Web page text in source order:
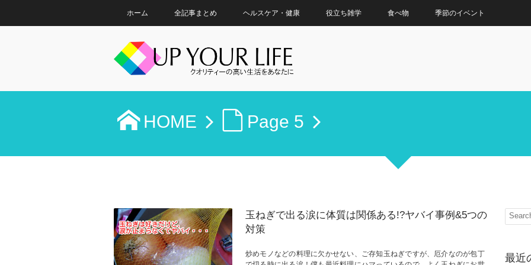
ホーム 全記事まとめ ヘルスケア・健康 役立ち雑学 食べ物 季節のイベント
HOME Page 5
玉ねぎで出る涙に体質は関係ある!?ヤバイ事例&5つの
対策
炒めモノなどの料理に欠かせない、ご存知玉ねぎですが、厄介なのが包丁
最近